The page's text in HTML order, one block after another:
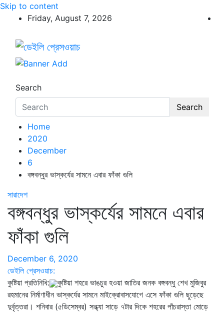
Skip to content
Friday, August 7, 2026
ডেইলি প্রেসওয়াচ
ডেইলি প্রেসওয়াচ মুক্তিযুদ্ধের চেতনায় উদ্বুদ্ধ মুখপত্র
Search
Search
Home
2020
December
6
বঙ্গবন্ধুর ভাস্কর্যের সামনে এবার ফাঁকা গুলি
সারাদেশ
বঙ্গবন্ধুর ভাস্কর্যের সামনে এবার
ফাঁকা গুলি
December 6, 2020
ডেইলি প্রেসওয়াচ:
কুষ্টিয়া প্রতিনিধি:
কুষ্টিয়া শহরে ভাঙচুর হওয়া জাতির জনক বঙ্গবন্ধু শেখ মুজিবুর
রহমানের নির্মাণাধীন ভাস্কর্যের সামনে মাইক্রোবাসযোগে এসে ফাঁকা গুলি ছুড়েছে
দুর্বৃত্তরা। শনিবার (৫ডিসেম্বর) সন্ধ্যা সাড়ে ৭টার দিকে শহরের পাঁচরাস্তা মোড়ে